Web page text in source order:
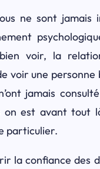
ne sont jamais
voir, la
voir une
jamais
on est avant tout
particulier.
la confiance des